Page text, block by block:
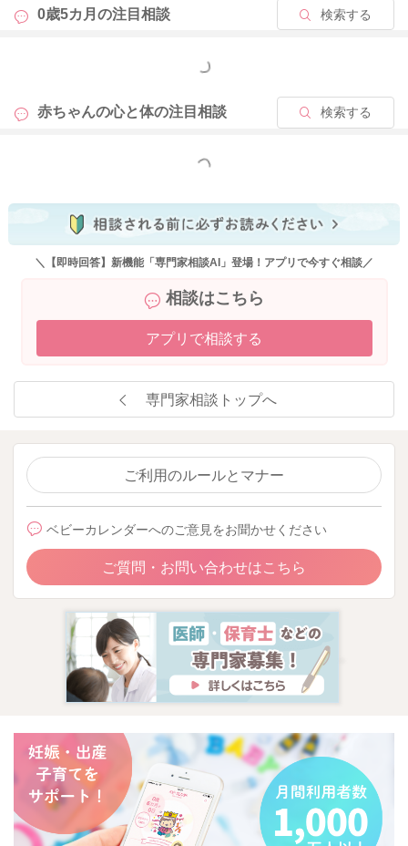
0歳5カ月の注目相談 検索する
もっと見る
赤ちゃんの心と体の注目相談 検索する
もっと見る
＼【即時回答】新機能「専門家相談AI」登場！アプリで今すぐ相談／
相談はこちら
アプリで相談する
専門家相談トップへ
ご利用のルールとマナー
ベビーカレンダーへのご意見をお聞かせください
ご質問・お問い合わせはこちら